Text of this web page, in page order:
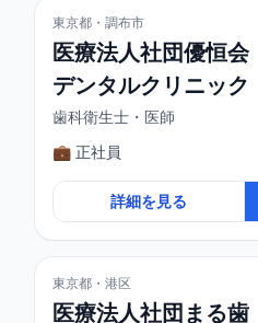
東京都・調布市
医療法人社団優恒
デンタルクリニック
歯科衛生士・医師
💼 正社員
詳細を見る
東京都・港区
医療法人社団まる